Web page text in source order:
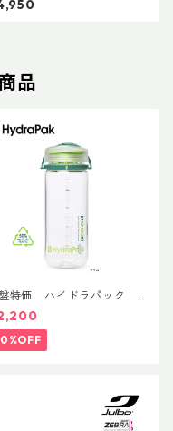
品
特価 ハイドラパック
コン ツイスト＆シップ 50